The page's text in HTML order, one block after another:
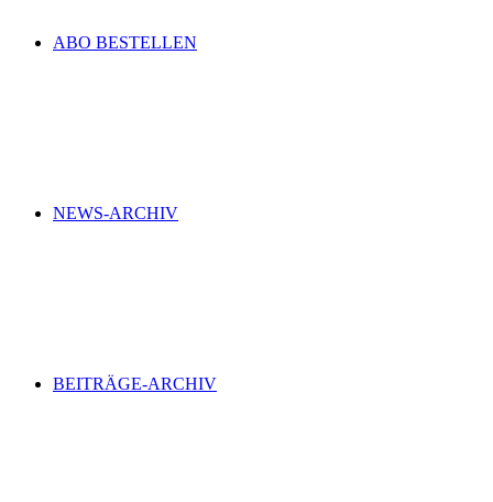
ABO BESTELLEN
NEWS-ARCHIV
BEITRÄGE-ARCHIV